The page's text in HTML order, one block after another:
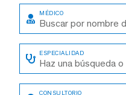
Buscar por nombre
Haz una búsqueda